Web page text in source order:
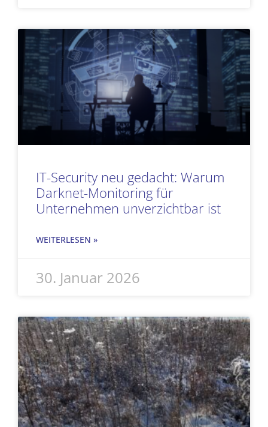
IT-Security neu gedacht: Warum
Darknet-Monitoring für
Unternehmen unverzichtbar ist
WEITERLESEN »
30. Januar 2026